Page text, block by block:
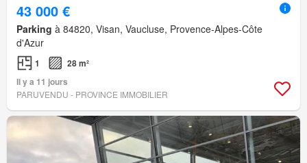
43 000 €
Parking à 84820, Visan, Vaucluse, Provence-Alpes-Côte
d'Azur
1
28 m²
Il y a 11 jours
PARUVENDU - PROVINCE IMMOBILIER